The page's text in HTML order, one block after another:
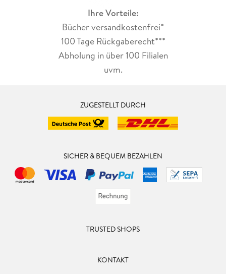
Ihre Vorteile:
Bücher versandkostenfrei*
100 Tage Rückgaberecht***
Abholung in über 100 Filialen
uvm.
ZUGESTELLT DURCH
SICHER & BEQUEM BEZAHLEN
TRUSTED SHOPS
KONTAKT